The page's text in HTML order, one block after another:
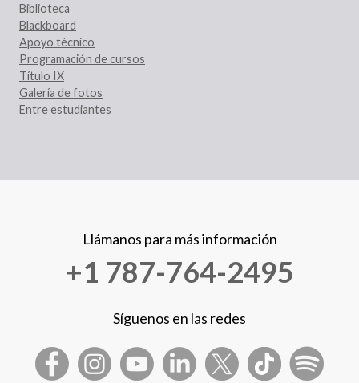
Biblioteca
Blackboard
Apoyo técnico
Programación de cursos
Título IX
Galería de fotos
Entre estudiantes
Llámanos para más información
+1 787-764-2495
Síguenos en las redes